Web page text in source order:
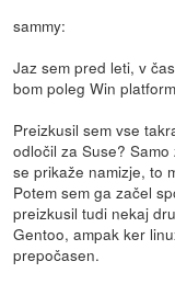
sammy:
Jaz sem pred leti, v
bom poleg Win
Preizkusil sem vse
odločil za Suse?
se prikaže namizje, to
Potem sem ga začel
preizkusil tudi nekaj
Gentoo, ampak ker
prepočasen.